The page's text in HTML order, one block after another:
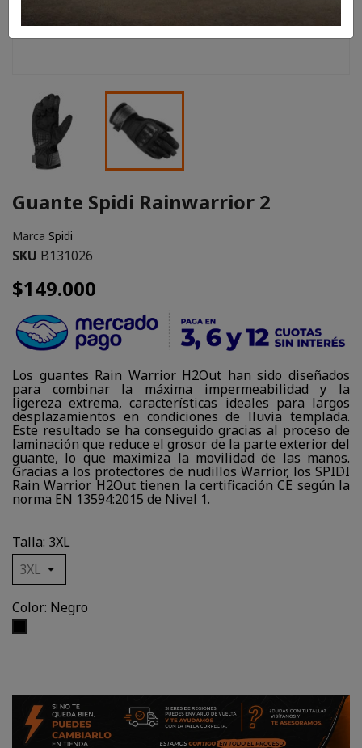
Guante Spidi Rainwarrior 2
Marca Spidi
SKU B131026
$149.000
Los guantes Rain Warrior H2Out han sido diseñados
para combinar la máxima impermeabilidad y la
ligereza extrema, características ideales para largos
desplazamientos en condiciones de lluvia templada.
Este resultado se ha conseguido gracias al proceso de
laminación que reduce el grosor de la parte exterior del
guante, lo que maximiza la movilidad de las manos.
Gracias a los protectores de nudillos Warrior, los SPIDI
Rain Warrior H2Out tienen la certificación CE según la
norma EN 13594:2015 de Nivel 1.
Talla: 3XL
Color: Negro